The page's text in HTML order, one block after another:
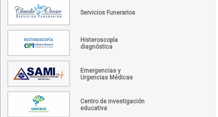
Servicios Funerarios
Histeroscopía
diagnóstica
Emergencias y
Urgencias Médicas
Centro de investigación
educativa